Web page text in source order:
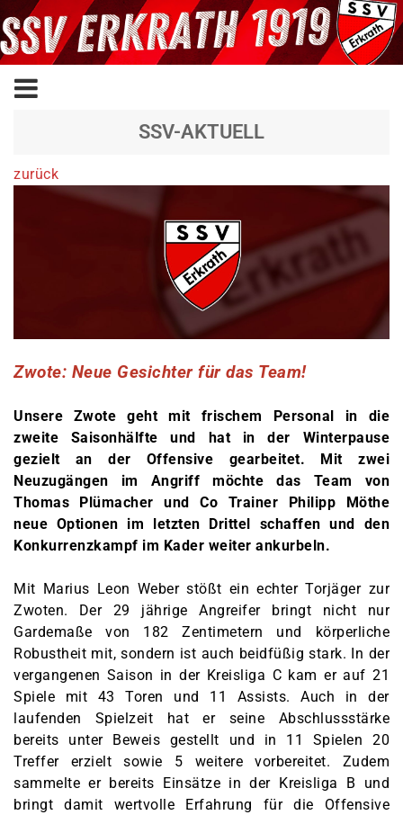
SSV-AKTUELL
zurück
Zwote: Neue Gesichter für das Team!
Unsere Zwote geht mit frischem Personal in die
zweite Saisonhälfte und hat in der Winterpause
gezielt an der Offensive gearbeitet. Mit zwei
Neuzugängen im Angriff möchte das Team von
Thomas Plümacher und Co Trainer Philipp Möthe
neue Optionen im letzten Drittel schaffen und den
Konkurrenzkampf im Kader weiter ankurbeln.
Mit Marius Leon Weber stößt ein echter Torjäger zur
Zwoten. Der 29 jährige Angreifer bringt nicht nur
Gardemaße von 182 Zentimetern und körperliche
Robustheit mit, sondern ist auch beidfüßig stark. In der
vergangenen Saison in der Kreisliga C kam er auf 21
Spiele mit 43 Toren und 11 Assists. Auch in der
laufenden Spielzeit hat er seine Abschlussstärke
bereits unter Beweis gestellt und in 11 Spielen 20
Treffer erzielt sowie 5 weitere vorbereitet. Zudem
sammelte er bereits Einsätze in der Kreisliga B und
bringt damit wertvolle Erfahrung für die Offensive